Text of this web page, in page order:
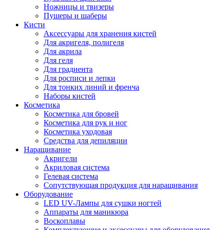
Ножницы и твизеры
Пушеры и шаберы
Кисти
Аксессуары для хранения кистей
Для акригеля, полигеля
Для акрила
Для геля
Для градиента
Для росписи и лепки
Для тонких линий и френча
Наборы кистей
Косметика
Косметика для бровей
Косметика для рук и ног
Косметика уходовая
Средства для депиляции
Наращивание
Акригели
Акриловая система
Гелевая система
Сопутствующая продукция для наращивания
Оборудование
LED UV-Лампы для сушки ногтей
Аппараты для маникюра
Воскоплавы